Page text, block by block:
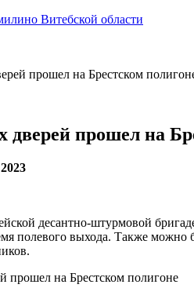
Витебской области
прошел на Брестском
прошел на
десантно-штурмовой
полевого выхода. Также